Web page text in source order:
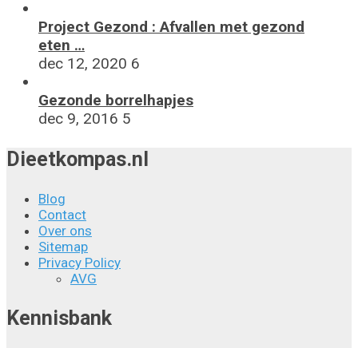
Project Gezond : Afvallen met gezond
eten …
dec 12, 2020 6
Gezonde borrelhapjes
dec 9, 2016 5
Dieetkompas.nl
Blog
Contact
Over ons
Sitemap
Privacy Policy
AVG
Kennisbank